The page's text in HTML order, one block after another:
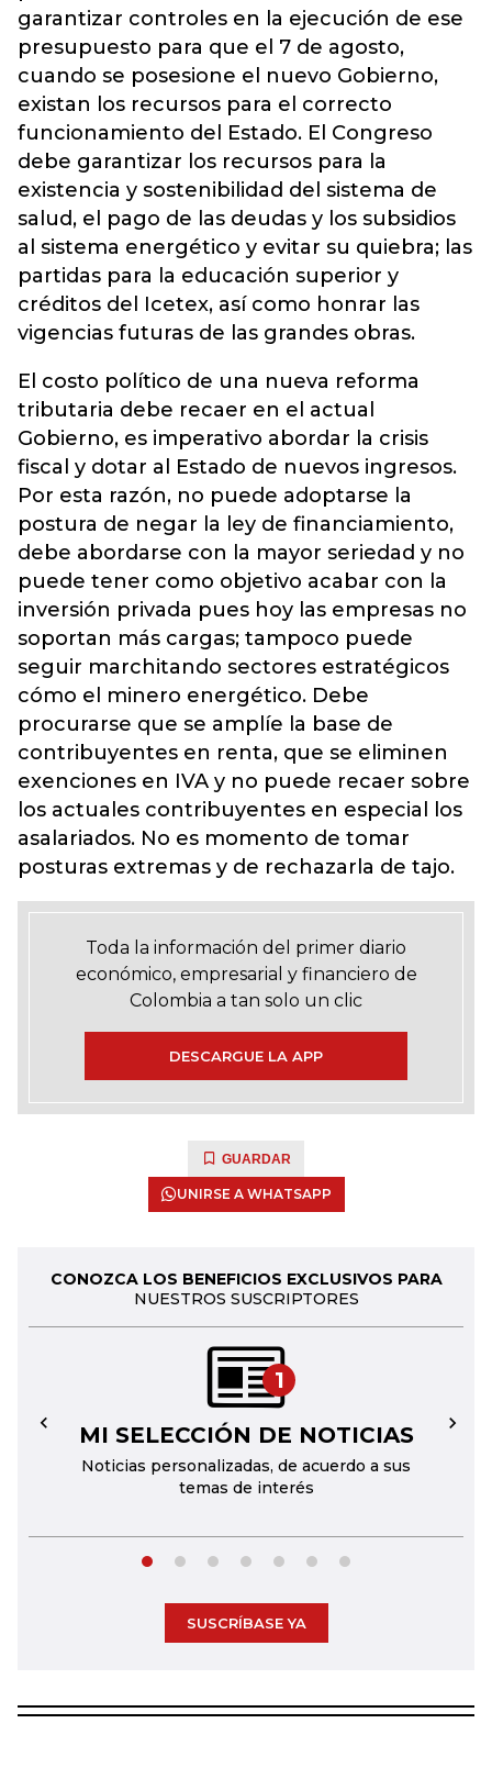
garantizar controles en la ejecución de ese
presupuesto para que el 7 de agosto,
cuando se posesione el nuevo Gobierno,
existan los recursos para el correcto
funcionamiento del Estado. El Congreso
debe garantizar los recursos para la
existencia y sostenibilidad del sistema de
salud, el pago de las deudas y los subsidios
al sistema energético y evitar su quiebra; las
partidas para la educación superior y
créditos del Icetex, así como honrar las
vigencias futuras de las grandes obras.
El costo político de una nueva reforma
tributaria debe recaer en el actual
Gobierno, es imperativo abordar la crisis
fiscal y dotar al Estado de nuevos ingresos.
Por esta razón, no puede adoptarse la
postura de negar la ley de financiamiento,
debe abordarse con la mayor seriedad y no
puede tener como objetivo acabar con la
inversión privada pues hoy las empresas no
soportan más cargas; tampoco puede
seguir marchitando sectores estratégicos
cómo el minero energético. Debe
procurarse que se amplíe la base de
contribuyentes en renta, que se eliminen
exenciones en IVA y no puede recaer sobre
los actuales contribuyentes en especial los
asalariados. No es momento de tomar
posturas extremas y de rechazarla de tajo.
Toda la información del primer diario
económico, empresarial y financiero de
Colombia a tan solo un clic
DESCARGUE LA APP
GUARDAR
UNIRSE A WHATSAPP
CONOZCA LOS BENEFICIOS EXCLUSIVOS PARA
NUESTROS SUSCRIPTORES
1
MI SELECCIÓN DE NOTICIAS
Noticias personalizadas, de acuerdo a sus
temas de interés
← →
SUSCRÍBASE YA